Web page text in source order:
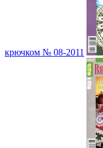
крючком № 08-2011